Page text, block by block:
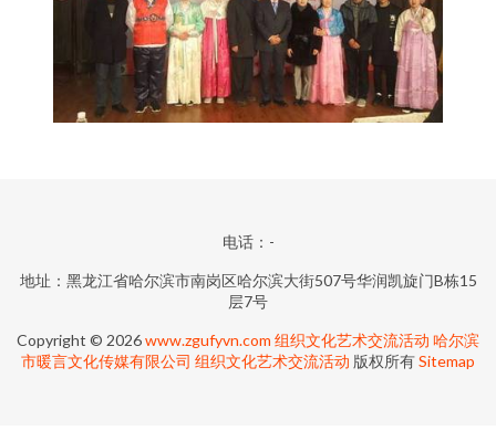
电话：-
地址：黑龙江省哈尔滨市南岗区哈尔滨大街507号华润凯旋门B栋15
层7号
Copyright © 2026www.zgufyvn.com 组织文化艺术交流活动 哈尔滨
市暖言文化传媒有限公司 组织文化艺术交流活动 版权所有Sitemap